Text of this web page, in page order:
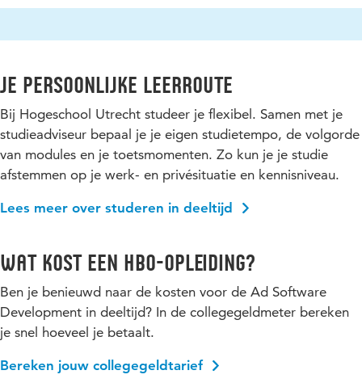
Je persoonlijke leerroute
Bij Hogeschool Utrecht studeer je flexibel. Samen met je
studieadviseur bepaal je je eigen studietempo, de volgorde
van modules en je toetsmomenten. Zo kun je je studie
afstemmen op je werk- en privésituatie en kennisniveau.
Lees meer over studeren in deeltijd
Wat kost een hbo-opleiding?
Ben je benieuwd naar de kosten voor de Ad Software
Development in deeltijd? In de collegegeldmeter bereken
je snel hoeveel je betaalt.
Bereken jouw collegegeldtarief